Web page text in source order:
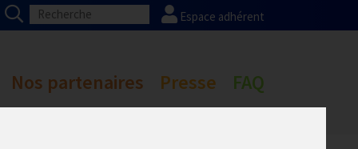
Espace adhérent
Nos partenaires Presse FAQ